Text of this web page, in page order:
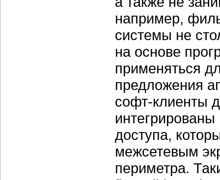
например,
системы не
на основе
применяться
предложения
софт-клиенты
доступа,
межсетевым
периметра.